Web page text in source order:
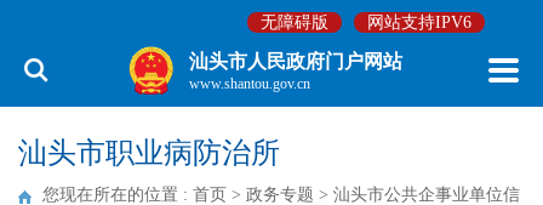
无障碍版 网站支持IPV6
汕头市人民政府门户网站
www.shantou.gov.cn
汕头市职业病防治所
您现在所在的位置 : 首页 > 政务专题 > 汕头市公共企事业单位信